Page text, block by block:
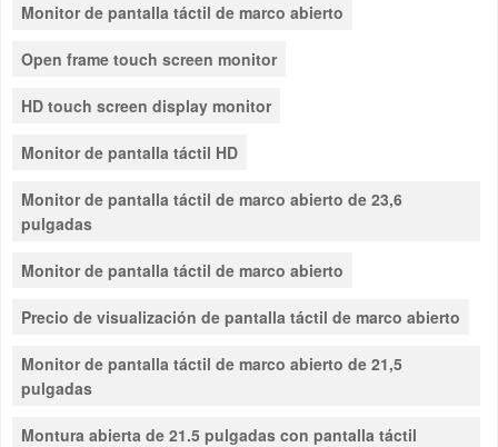
Monitor de pantalla táctil de marco abierto
Open frame touch screen monitor
HD touch screen display monitor
Monitor de pantalla táctil HD
Monitor de pantalla táctil de marco abierto de 23,6
pulgadas
Monitor de pantalla táctil de marco abierto
Precio de visualización de pantalla táctil de marco abierto
Monitor de pantalla táctil de marco abierto de 21,5
pulgadas
Montura abierta de 21.5 pulgadas con pantalla táctil